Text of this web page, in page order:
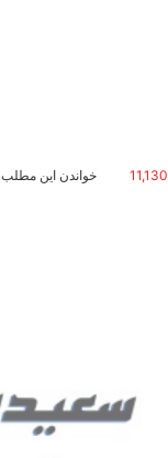
11,130 خواندن این مطلب 2 دقیقه زمان میبرد